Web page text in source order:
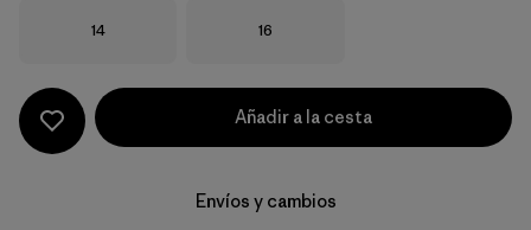
Talla
14 Talla
16
Añadir a la cesta
Envíos y cambios